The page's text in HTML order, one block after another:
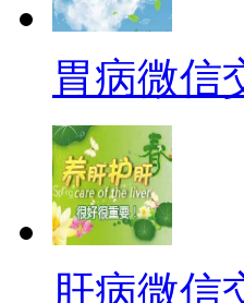
胃病微信
肝病微信